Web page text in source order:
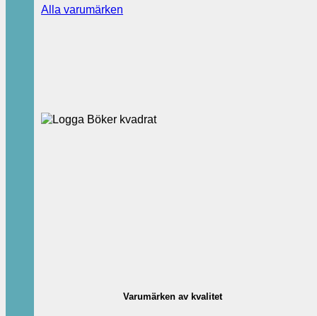
Alla varumärken
Varumärken av kvalitet